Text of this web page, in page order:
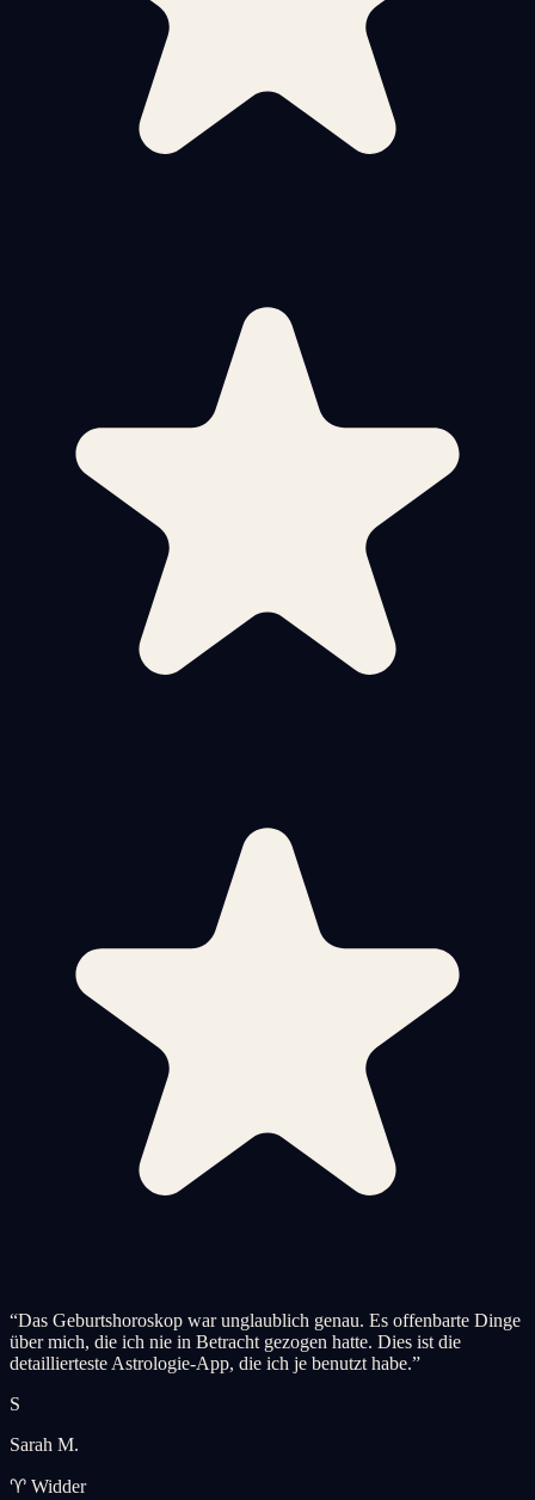
“Das Geburtshoroskop war unglaublich genau. Es offenbarte Dinge
über mich, die ich nie in Betracht gezogen hatte. Dies ist die
detaillierteste Astrologie-App, die ich je benutzt habe.”
S
Sarah M.
♈ Widder